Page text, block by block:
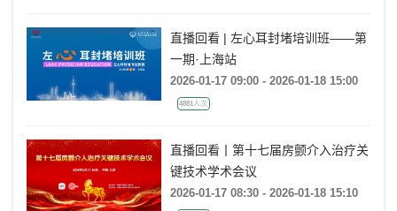
直播回看 | 左心耳封堵培训班——第
一期·上海站
2026-01-17 09:00 - 2026-01-18 15:00
4881人次
直播回看丨第十七届房颤介入治疗关
键技术学术会议
2026-01-17 08:30 - 2026-01-18 15:10